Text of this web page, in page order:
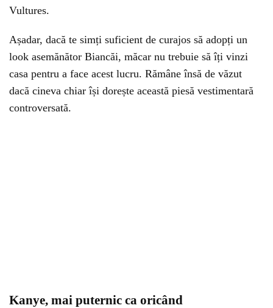
Vultures.
Așadar, dacă te simți suficient de curajos să adopți un
look asemănător Biancăi, măcar nu trebuie să îți vinzi
casa pentru a face acest lucru. Rămâne însă de văzut
dacă cineva chiar își dorește această piesă vestimentară
controversată.
Kanye, mai puternic ca oricând